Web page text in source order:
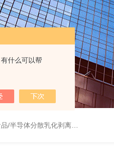
什么可以帮
散乳化剥离 湿法粉碎研磨机